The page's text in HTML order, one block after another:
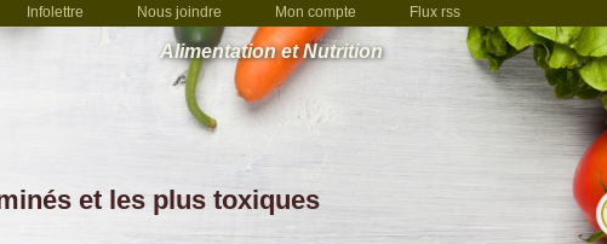
Infolettre Nous joindre Mon compte Flux rss
Alimentation et Nutrition
et les plus toxiques